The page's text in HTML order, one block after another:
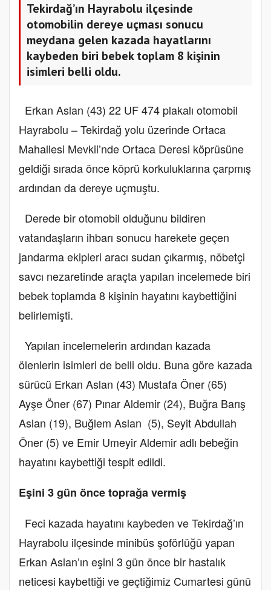
Tekirdağ’ın Hayrabolu ilçesinde
otomobilin dereye uçması sonucu
meydana gelen kazada hayatlarını
kaybeden biri bebek toplam 8 kişinin
isimleri belli oldu.
Erkan Aslan (43) 22 UF 474 plakalı otomobil
Hayrabolu – Tekirdağ yolu üzerinde Ortaca
Mahallesi Mevkii’nde Ortaca Deresi köprüsüne
geldiği sırada önce köprü korkuluklarına çarpmış
ardından da dereye uçmuştu.
Derede bir otomobil olduğunu bildiren
vatandaşların ihbarı sonucu harekete geçen
jandarma ekipleri aracı sudan çıkarmış, nöbetçi
savcı nezaretinde araçta yapılan incelemede biri
bebek toplamda 8 kişinin hayatını kaybettiğini
belirlemişti.
Yapılan incelemelerin ardından kazada
ölenlerin isimleri de belli oldu. Buna göre kazada
sürücü Erkan Aslan (43) Mustafa Öner (65)
Ayşe Öner (67) Pınar Aldemir (24), Buğra Barış
Aslan (19), Buğlem Aslan (5), Seyit Abdullah
Öner (5) ve Emir Umeyir Aldemir adlı bebeğin
hayatını kaybettiği tespit edildi.
Eşini 3 gün önce toprağa vermiş
Feci kazada hayatını kaybeden ve Tekirdağ’ın
Hayrabolu ilçesinde minibüs şoförlüğü yapan
Erkan Aslan’ın eşini 3 gün önce bir hastalık
neticesi kaybettiği ve geçtiğimiz Cumartesi günü